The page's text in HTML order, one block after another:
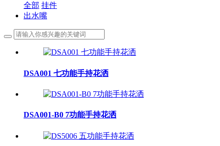
全部 挂件
出水嘴
DSA001 七功能手持花洒
DSA001-B0 7功能手持花洒